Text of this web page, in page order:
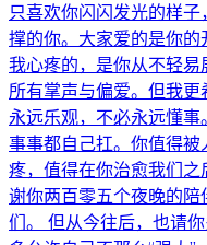
只喜欢你闪闪发光的样
撑的你。大家爱的是你
我心疼的，是你从不轻
所有掌声与偏爱。但我
永远乐观，不必永远懂
事事都自己扛。你值得
疼，值得在你治愈我们
谢你两百零五个夜晚的
们。 但从今往后，也请